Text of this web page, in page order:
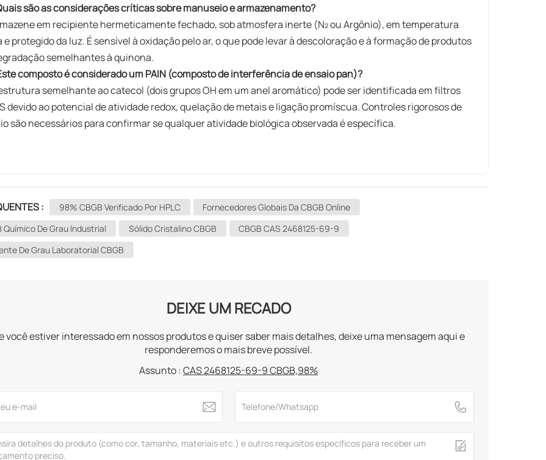
são as considerações críticas sobre manuseio e armazenamento?
em recipiente hermeticamente fechado, sob atmosfera inerte (N₂ ou Argônio), em temperatura
e protegido da luz. É sensível à oxidação pelo ar, o que pode levar à descoloração e à formação de produtos
semelhantes à quinona.
composto é considerado um PAIN (composto de interferência de ensaio pan)?
semelhante ao catecol (dois grupos OH em um anel aromático) pode ser identificada em filtros
devido ao potencial de atividade redox, quelação de metais e ligação promíscua. Controles rigorosos de
são necessários para confirmar se qualquer atividade biológica observada é específica.
: 98% CBGB Verificado Por HPLC
Fornecedores Globais Da CBGB Online
Químico De Grau Industrial
Sólido Cristalino CBGB
CBGB CAS 2468125-69-9
De Grau Laboratorial CBGB
DEIXE UM RECADO
você estiver interessado em nossos produtos e quiser saber mais detalhes, deixe uma mensagem aqui e
responderemos o mais breve possível.
Assunto :CAS 2468125-69-9 CBGB,98%